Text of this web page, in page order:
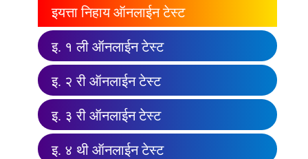
इयत्ता निहाय ऑनलाईन टेस्ट
इ. १ ली ऑनलाईन टेस्ट
इ. २ री ऑनलाईन टेस्ट
इ. ३ री ऑनलाईन टेस्ट
इ. ४ थी ऑनलाईन टेस्ट